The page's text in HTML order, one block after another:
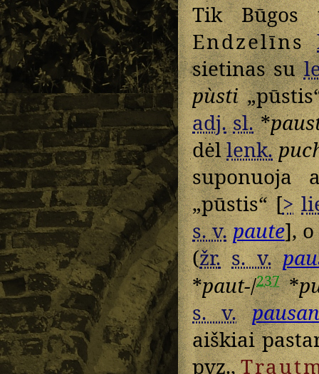
Tik Būgos
Endzelīns
sietinas su
pùsti
adj. sl.*
dėllenk.
„pūstis“ [>
s. v. paute],
(žr. s. v.
*paut-/237*
s. v. pausan
aiškiai
pvz.,